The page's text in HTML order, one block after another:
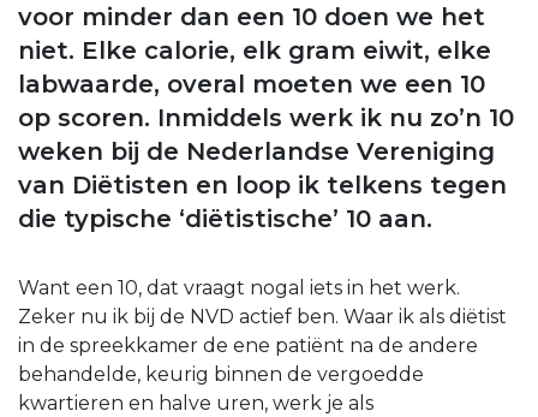
voor minder dan een 10 doen we het
niet. Elke calorie, elk gram eiwit, elke
labwaarde, overal moeten we een 10
op scoren. Inmiddels werk ik nu zo’n 10
weken bij de Nederlandse Vereniging
van Diëtisten en loop ik telkens tegen
die typische ‘diëtistische’ 10 aan.
Want een 10, dat vraagt nogal iets in het werk.
Zeker nu ik bij de NVD actief ben. Waar ik als diëtist
in de spreekkamer de ene patiënt na de andere
behandelde, keurig binnen de vergoedde
kwartieren en halve uren, werk je als